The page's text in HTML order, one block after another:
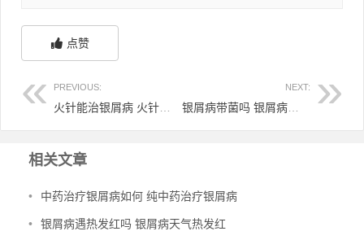
点赞
PREVIOUS: NEXT:
银屑病带菌吗 银屑病带菌吗能治好吗
相关文章
• 中药治疗银屑病如何 纯中药治疗银屑病
• 银屑病遇热发红吗 银屑病天气热发红